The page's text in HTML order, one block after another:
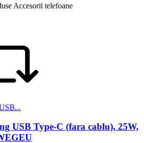
Accesorii telefoane
USB Type-C (fara cablu), 25W,